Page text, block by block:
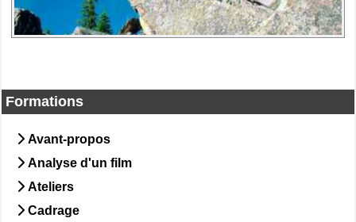
Formations
Avant-propos
Analyse d'un film
Ateliers
Cadrage